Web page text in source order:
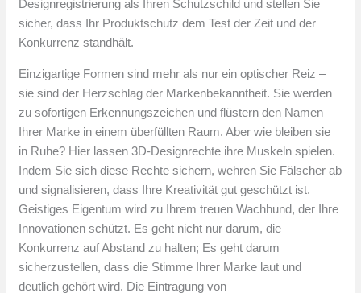
Designregistrierung als Ihren Schutzschild und stellen Sie
sicher, dass Ihr Produktschutz dem Test der Zeit und der
Konkurrenz standhält.
Einzigartige Formen sind mehr als nur ein optischer Reiz –
sie sind der Herzschlag der Markenbekanntheit. Sie werden
zu sofortigen Erkennungszeichen und flüstern den Namen
Ihrer Marke in einem überfüllten Raum. Aber wie bleiben sie
in Ruhe? Hier lassen 3D-Designrechte ihre Muskeln spielen.
Indem Sie sich diese Rechte sichern, wehren Sie Fälscher ab
und signalisieren, dass Ihre Kreativität gut geschützt ist.
Geistiges Eigentum wird zu Ihrem treuen Wachhund, der Ihre
Innovationen schützt. Es geht nicht nur darum, die
Konkurrenz auf Abstand zu halten; Es geht darum
sicherzustellen, dass die Stimme Ihrer Marke laut und
deutlich gehört wird. Die Eintragung von